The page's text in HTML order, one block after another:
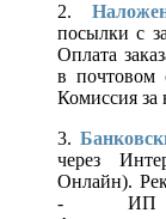
2.
посылки с
Оплата
в почтовом
Комиссия за
3.
через
Онлайн).
- ИП